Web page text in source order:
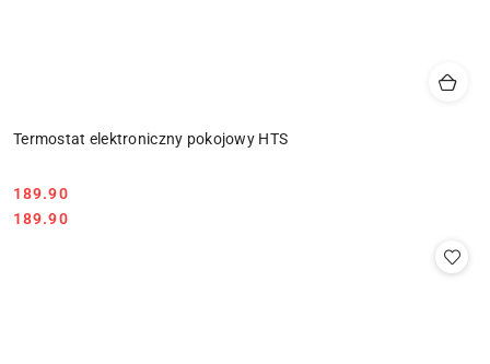
Termostat elektroniczny pokojowy HTS
Cena:
189.90
Cena:
189.90